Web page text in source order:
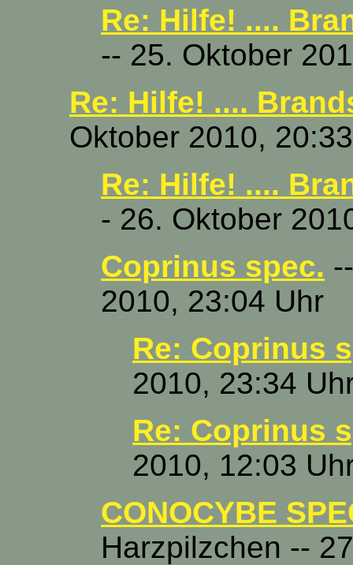
Re: Hilfe! ....
-- 25. Oktober
Re: Hilfe! ....
Oktober 2010,
Re: Hilfe! ....
- 26. Oktober
Coprinus spec.
2010, 23:04 Uhr
Re: Coprinus
2010, 23:34
Re: Coprinus
2010, 12:03
CONOCYBE
Harzpilzchen --